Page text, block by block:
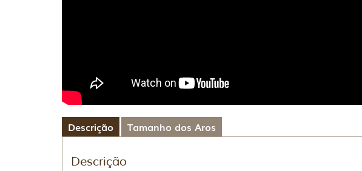
Descrição Tamanho dos Aros
Descrição